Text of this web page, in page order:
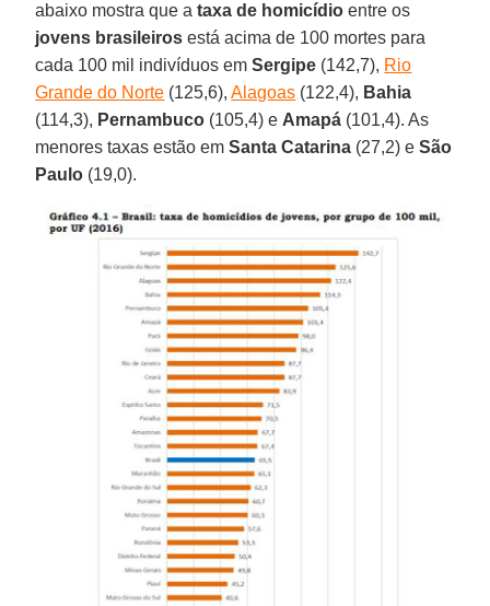
abaixo mostra que ataxa de homicídio entre os
jovens brasileiros está acima de 100 mortes para
cada 100 mil indivíduos emSergipe (142,7), Rio
Grande do Norte (125,6),Alagoas (122,4), Bahia
(114,3), Pernambuco (105,4) e Amapá (101,4). As
menores taxas estão emSanta Catarina (27,2) eSão
Paulo (19,0).